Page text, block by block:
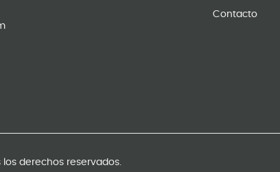
Contacto
derechos reservados.